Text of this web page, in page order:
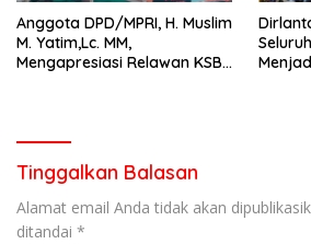
Anggota DPD/MPRI, H. Muslim
M. Yatim,Lc. MM,
Mengapresiasi Relawan KSB
Tinggalkan Balasan
Alamat email Anda tidak akan
ditandai *